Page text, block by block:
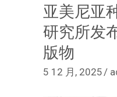
亚美尼亚
研究所发
版物
5 12 月, 2025